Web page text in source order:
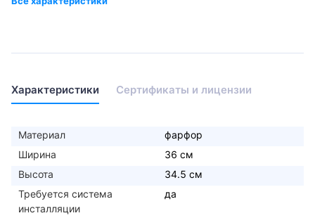
Характеристики Сертификаты и лицензии
Материал
фарфор
Ширина
36 см
Высота
34.5 см
Требуется система
инсталляции
да